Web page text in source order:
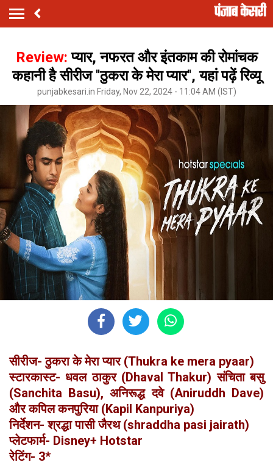
Review:प्‍यार, नफरत और इंतकाम की रोमांचक
कहानी है सीरीज ''ठुकरा के मेरा प्‍यार'', यहां पढ़ें रिव्यू
punjabkesari.in Friday, Nov 22, 2024 - 11:04 AM (IST)
सीरीज- ठुकरा के मेरा प्‍यार (Thukra ke mera pyaar)
स्टारकास्ट- धवल ठाकुर (Dhaval Thakur) संचिता बसु
(Sanchita Basu), अनिरूद्ध दवे (Aniruddh Dave)
और कपिल कनपुरिया (Kapil Kanpuriya)
निर्देशन- श्रद्धा पासी जैरथ (shraddha pasi jairath)
प्लेटफार्म- Disney+ Hotstar
रेटिंग- 3*